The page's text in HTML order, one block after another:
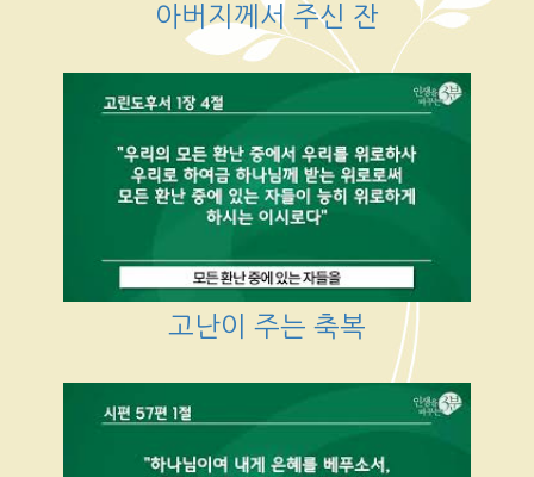
아버지께서 주신 잔
고난이 주는 축복